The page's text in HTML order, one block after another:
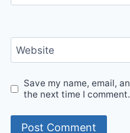
Website
Save my name, email,
the next time I comment.